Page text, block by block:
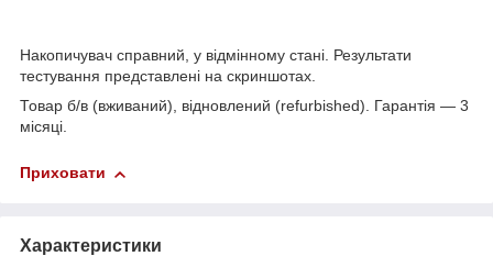
Накопичувач справний, у відмінному стані. Результати
тестування представлені на скриншотах.
Товар б/в (вживаний), відновлений (refurbished). Гарантія — 3
місяці.
Приховати
Характеристики